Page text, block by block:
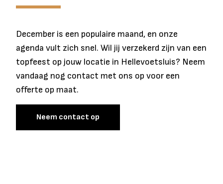
December is een populaire maand, en onze
agenda vult zich snel. Wil jij verzekerd zijn van een
topfeest op jouw locatie in Hellevoetsluis? Neem
vandaag nog contact met ons op voor een
offerte op maat.
Neem contact op